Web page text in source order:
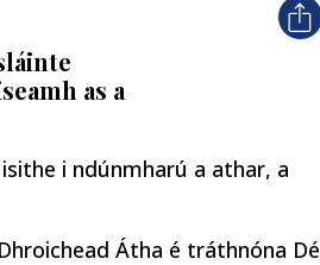
as a
i ndúnmharú a athar, a
Átha é tráthnóna Dé